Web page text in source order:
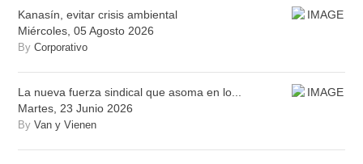
Kanasín, evitar crisis ambiental
Miércoles, 05 Agosto 2026
By Corporativo
La nueva fuerza sindical que asoma en lo...
Martes, 23 Junio 2026
By Van y Vienen